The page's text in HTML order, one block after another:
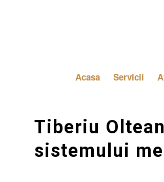
Acasa Servicii
Tiberiu
sistemului